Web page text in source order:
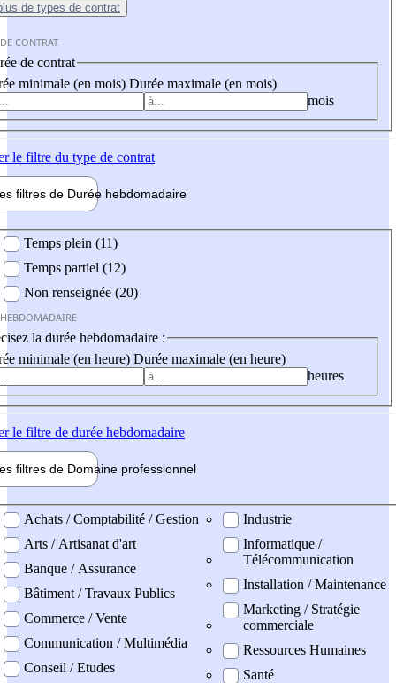
de types de contrat
CONTRAT
de contrat
minimale (en mois) Durée maximale (en mois)
mois
le filtre du type de contrat
filtres de Durée hebdomadaire
Temps plein (11)
Temps partiel (12)
Non renseignée (20)
la durée hebdomadaire :
minimale (en heure) Durée maximale (en heure)
heures
le filtre de durée hebdomadaire
filtres de Domaine professionnel
professionel
Achats / Comptabilité / Gestion
Arts / Artisanat d'art
Banque / Assurance
Bâtiment / Travaux Publics
Commerce / Vente
Communication / Multimédia
Conseil / Etudes
Industrie
Informatique /
Télécommunication
Installation / Maintenance
Marketing / Stratégie
commerciale
Ressources Humaines
Santé